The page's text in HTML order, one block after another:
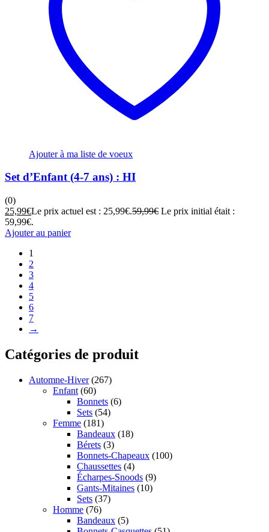
Ajouter à ma liste de voeux
Set d’Enfant (4-7 ans) : HI
(0)
25,99€Le prix actuel est : 25,99€.59,99€ Le prix initial était :
59,99€.
Ajouter au panier
1
2
3
4
5
6
7
→
Catégories de produit
Automne-Hiver (267)
Enfant (60)
Bonnets (6)
Sets (54)
Femme (181)
Bandeaux (18)
Bérets (3)
Bonnets-Chapeaux (100)
Chaussettes (4)
Écharpes-Snoods (9)
Gants-Mitaines (10)
Sets (37)
Homme (76)
Bandeaux (5)